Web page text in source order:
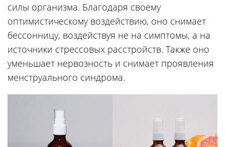
силы организма. Благодаря своему
оптимистическому воздействию, оно снимает
бессонницу, воздействуя не на симптомы, а на
источники стрессовых расстройств. Также оно
уменьшает нервозность и снимает проявления
менструального синдрома.